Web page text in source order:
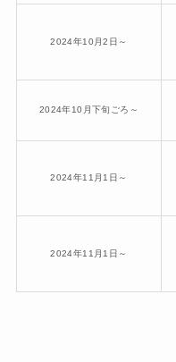
2024年10月2日～
2024年10月下旬ごろ～
2024年11月1日～
2024年11月1日～